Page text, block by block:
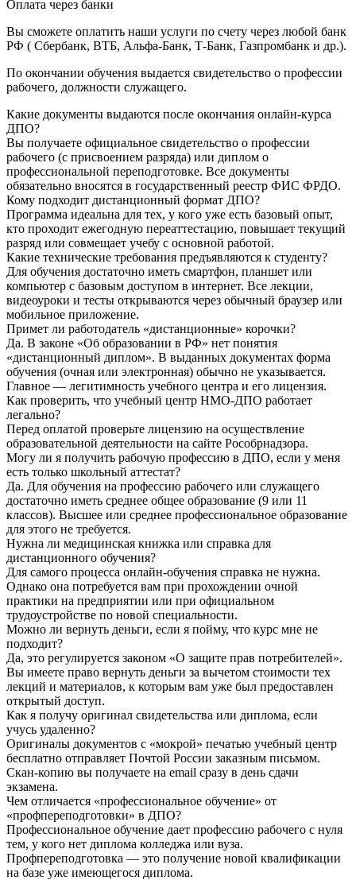
Оплата через банки
Вы сможете оплатить наши услуги по счету через любой банк
РФ ( Сбербанк, ВТБ, Альфа-Банк, Т-Банк, Газпромбанк и др.).
По окончании обучения выдается свидетельство о профессии
рабочего, должности служащего.
Какие документы выдаются после окончания онлайн-курса
ДПО?
Вы получаете официальное свидетельство о профессии
рабочего (с присвоением разряда) или диплом о
профессиональной переподготовке. Все документы
обязательно вносятся в государственный реестр ФИС ФРДО.
Кому подходит дистанционный формат ДПО?
Программа идеальна для тех, у кого уже есть базовый опыт,
кто проходит ежегодную переаттестацию, повышает текущий
разряд или совмещает учебу с основной работой.
Какие технические требования предъявляются к студенту?
Для обучения достаточно иметь смартфон, планшет или
компьютер с базовым доступом в интернет. Все лекции,
видеоуроки и тесты открываются через обычный браузер или
мобильное приложение.
Примет ли работодатель «дистанционные» корочки?
Да. В законе «Об образовании в РФ» нет понятия
«дистанционный диплом». В выданных документах форма
обучения (очная или электронная) обычно не указывается.
Главное — легитимность учебного центра и его лицензия.
Как проверить, что учебный центр НМО-ДПО работает
легально?
Перед оплатой проверьте лицензию на осуществление
образовательной деятельности на сайте Рособрнадзора.
Могу ли я получить рабочую профессию в ДПО, если у меня
есть только школьный аттестат?
Да. Для обучения на профессию рабочего или служащего
достаточно иметь среднее общее образование (9 или 11
классов). Высшее или среднее профессиональное образование
для этого не требуется.
Нужна ли медицинская книжка или справка для
дистанционного обучения?
Для самого процесса онлайн-обучения справка не нужна.
Однако она потребуется вам при прохождении очной
практики на предприятии или при официальном
трудоустройстве по новой специальности.
Можно ли вернуть деньги, если я пойму, что курс мне не
подходит?
Да, это регулируется законом «О защите прав потребителей».
Вы имеете право вернуть деньги за вычетом стоимости тех
лекций и материалов, к которым вам уже был предоставлен
открытый доступ.
Как я получу оригинал свидетельства или диплома, если
учусь удаленно?
Оригиналы документов с «мокрой» печатью учебный центр
бесплатно отправляет Почтой России заказным письмом.
Скан-копию вы получаете на email сразу в день сдачи
экзамена.
Чем отличается «профессиональное обучение» от
«профпереподготовки» в ДПО?
Профессиональное обучение дает профессию рабочего с нуля
тем, у кого нет диплома колледжа или вуза.
Профпереподготовка — это получение новой квалификации
на базе уже имеющегося диплома.